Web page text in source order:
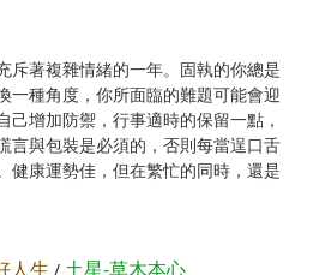
斥著複雜情緒的一年。固執的你總是
一種角度，你所面臨的難題可能會迎
己增加防禦，行事適時的保留一點，
言與包裝是必須的，否則每當逞口舌
健康運勢佳，但在繁忙的同時，還是
人生 / 土星-草木本心